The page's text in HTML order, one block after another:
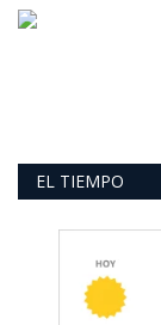
EL TIEMPO